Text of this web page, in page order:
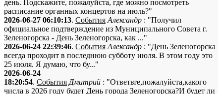
день. Подскажите, пожалуйста, где можно посмотреть
расписание органных концертов на июль?"
2026-06-27 06:10:13. События Александр : "Получил
официальное подтверждение из Муниципального Совета г.
Зеленогорска - День Зеленогорска, как ..."
2026-06-24 22:39:46. События Александр : "День Зеленогорска
всегда проходит в последнюю субботу июля. В этом году это
25 июля. Я думаю, что бу..."
2026-06-24
18:20:54. События Дмитрий : "Ответьте,пожалуйста,какого
числа в 2026 году будет День города Зеленогорска?И будет ли